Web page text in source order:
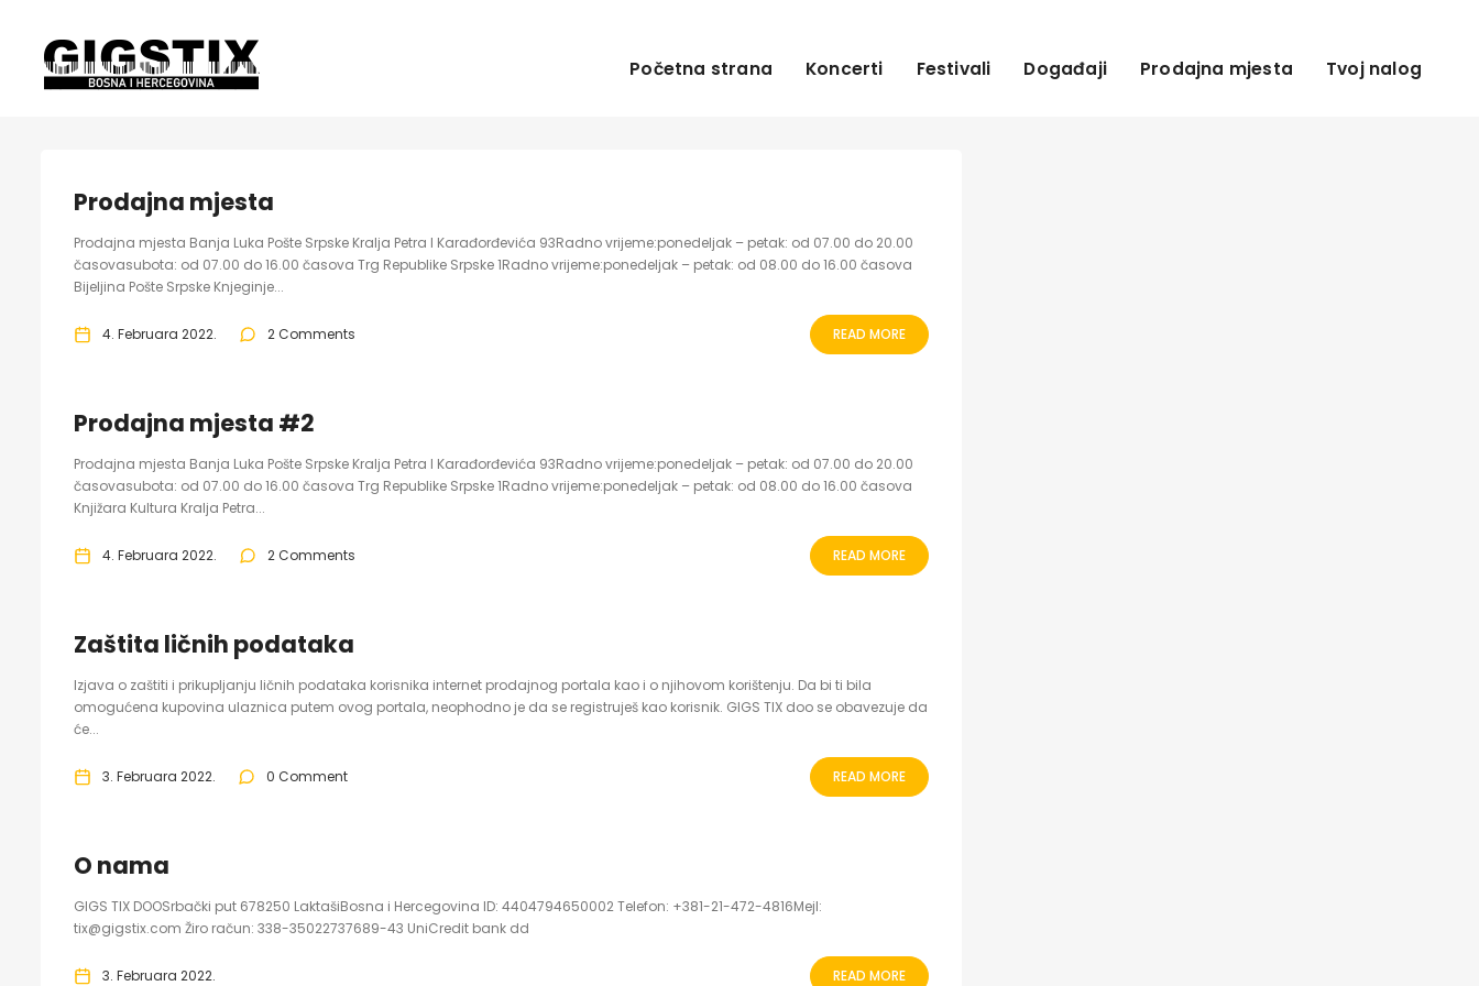
Početna strana Koncerti Festivali Događaji Prodajna mjesta Tvoj nalog
Prodajna mjesta
Prodajna mjesta Banja Luka Pošte Srpske Kralja Petra I Karađorđevića 93Radno vrijeme:ponedeljak – petak: od 07.00 do 20.00
časovasubota: od 07.00 do 16.00 časova Trg Republike Srpske 1Radno vrijeme:ponedeljak – petak: od 08.00 do 16.00 časova
Bijeljina Pošte Srpske Knjeginje...
4. Februara 2022. 2 Comments READ MORE
Prodajna mjesta #2
Prodajna mjesta Banja Luka Pošte Srpske Kralja Petra I Karađorđevića 93Radno vrijeme:ponedeljak – petak: od 07.00 do 20.00
časovasubota: od 07.00 do 16.00 časova Trg Republike Srpske 1Radno vrijeme:ponedeljak – petak: od 08.00 do 16.00 časova
Knjižara Kultura Kralja Petra...
4. Februara 2022. 2 Comments READ MORE
Zaštita ličnih podataka
Izjava o zaštiti i prikupljanju ličnih podataka korisnika internet prodajnog portala kao i o njihovom korištenju. Da bi ti bila
omogućena kupovina ulaznica putem ovog portala, neophodno je da se registruješ kao korisnik. GIGS TIX doo se obavezuje da
će...
3. Februara 2022. 0 Comment READ MORE
O nama
GIGS TIX DOOSrbački put 678250 LaktašiBosna i Hercegovina ID: 4404794650002 Telefon: +381-21-472-4816Mejl:
tix@gigstix.com Žiro račun: 338-35022737689-43 UniCredit bank dd
3. Februara 2022. READ MORE